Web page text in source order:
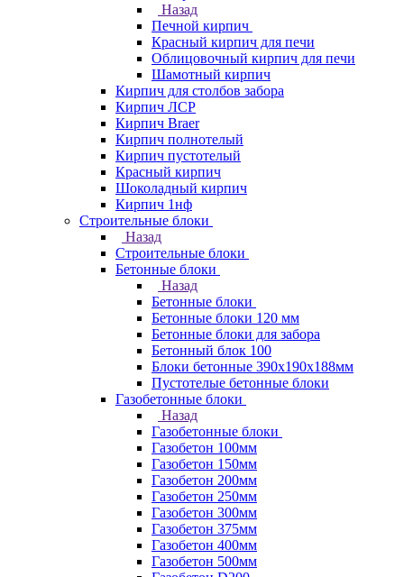
Назад
Печной кирпич
Красный кирпич для печи
Облицовочный кирпич для печи
Шамотный кирпич
Кирпич для столбов забора
Кирпич ЛСР
Кирпич Braer
Кирпич полнотелый
Кирпич пустотелый
Красный кирпич
Шоколадный кирпич
Кирпич 1нф
Строительные блоки
Назад
Строительные блоки
Бетонные блоки
Назад
Бетонные блоки
Бетонные блоки 120 мм
Бетонные блоки для забора
Бетонный блок 100
Блоки бетонные 390х190х188мм
Пустотелые бетонные блоки
Газобетонные блоки
Назад
Газобетонные блоки
Газобетон 100мм
Газобетон 150мм
Газобетон 200мм
Газобетон 250мм
Газобетон 300мм
Газобетон 375мм
Газобетон 400мм
Газобетон 500мм